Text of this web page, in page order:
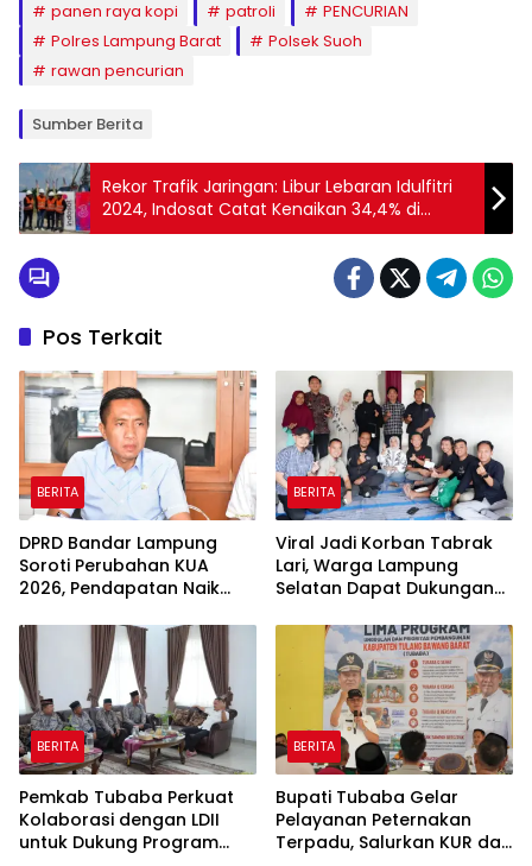
panen raya kopi patroli
PENCURIAN
Polres Lampung Barat
Polsek Suoh
rawan pencurian
Sumber Berita
Rekor Trafik Jaringan: Libur Lebaran Idulfitri
2024, Indosat Catat Kenaikan 34,4% di
Sribawono Lampung Timur
Pos Terkait
BERITA
DPRD Bandar Lampung
Soroti Perubahan KUA
2026, Pendapatan Naik
Dipangkas
BERITA
Viral Jadi Korban Tabrak
Lari, Warga Lampung
Selatan Dapat Dukungan
Influencer
BERITA
Pemkab Tubaba Perkuat
Kolaborasi dengan LDII
untuk Dukung Program
BERITA
Bupati Tubaba Gelar
Pelayanan Peternakan
Terpadu, Salurkan KUR dan